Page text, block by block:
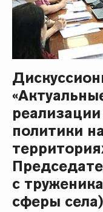
политики
с
сферы села)